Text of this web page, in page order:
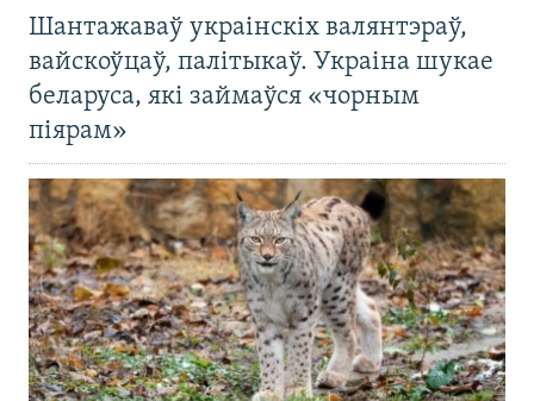
Шантажаваў украінскіх валянтэраў,
вайскоўцаў, палітыкаў. Украіна шукае
беларуса, які займаўся «чорным
піярам»